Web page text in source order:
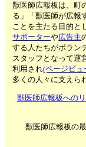
獣医師広報板は、町
る」「獣医師が広報
ことを主たる目的と
サポーターや広告主
する人たちがボラン
スタッフとなって運
利用され(ページビュ
多くの人々に支えら
獣医師広報板への
獣医師広報板の